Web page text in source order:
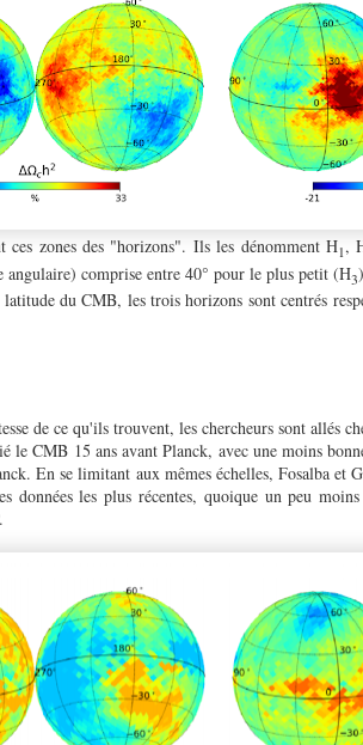
ces zones des "horizons". Ils les dénomment H1 ,
comprise entre 40° pour le plus petit (H3
du CMB, les trois horizons sont centrés
de ce qu'ils trouvent, les chercheurs sont allés
le CMB 15 ans avant Planck, avec une moins
En se limitant aux mêmes échelles, Fosalba et
données les plus récentes, quoique un peu